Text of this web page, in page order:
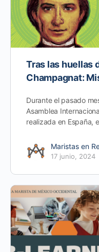
Tras las huellas
Champagnat:
Durante el pasado
Asamblea
realizada en España,
Maristas en
17 junio, 2024